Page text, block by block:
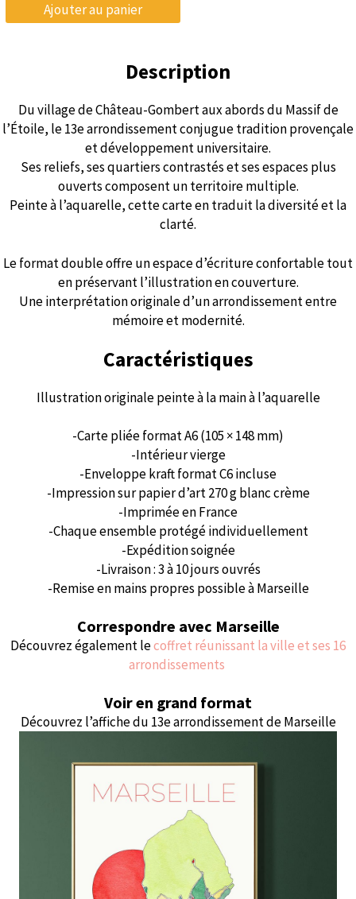
Ajouter au panier
Description
Du village de Château-Gombert aux abords du Massif de
l’Étoile, le 13e arrondissement conjugue tradition provençale
et développement universitaire.
Ses reliefs, ses quartiers contrastés et ses espaces plus
ouverts composent un territoire multiple.
Peinte à l’aquarelle, cette carte en traduit la diversité et la
clarté.
Le format double offre un espace d’écriture confortable tout
en préservant l’illustration en couverture.
Une interprétation originale d’un arrondissement entre
mémoire et modernité.
Caractéristiques
Illustration originale peinte à la main à l’aquarelle
-Carte pliée format A6 (105 × 148 mm)
-Intérieur vierge
-Enveloppe kraft format C6 incluse
-Impression sur papier d’art 270 g blanc crème
-Imprimée en France
-Chaque ensemble protégé individuellement
-Expédition soignée
-Livraison : 3 à 10 jours ouvrés
-Remise en mains propres possible à Marseille
Correspondre avec Marseille
Découvrez également lecoffret réunissant la ville et ses 16
arrondissements
Voir en grand format
Découvrez l’affiche du 13e arrondissement de Marseille